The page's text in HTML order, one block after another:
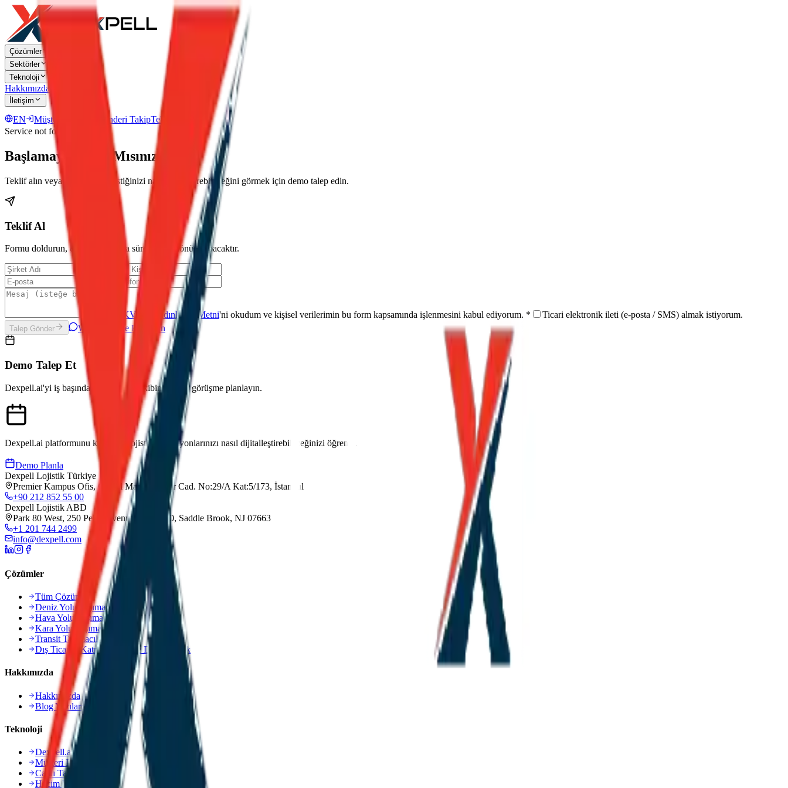
Çözümler
Sektörler
Teknoloji
Hakkımızda
İletişim
EN Müşteri Portalı Gönderi TakipTeklif Al
Service not found
Başlamaya Hazır Mısınız?
Teklif alın veya Dexpell'in lojistiğinizi nasıl dönüştürebileceğini görmek için demo talep edin.
Teklif Al
Formu doldurun, ekibimiz en kısa sürede size dönüş yapacaktır.
KVKK Aydınlatma Metni'ni okudum ve kişisel verilerimin bu form kapsamında işlenmesini kabul ediyorum. * Ticari elektronik ileti (e-posta / SMS) almak istiyorum.
Talep Gönder WhatsApp ile Konuşun
Demo Talep Et
Dexpell.ai'yi iş başında görmek için ekibimizle bir görüşme planlayın.
Dexpell.ai platformunu keşfedin, lojistik operasyonlarınızı nasıl dijitalleştirebileceğinizi öğrenin.
Demo Planla
Dexpell Lojistik Türkiye
Premier Kampus Ofis, Gürsel Mah. İmrahor Cad. No:29/A Kat:5/173, İstanbul
+90 212 852 55 00
Dexpell Lojistik ABD
Park 80 West, 250 Pehle Avenue, Suite 200, Saddle Brook, NJ 07663
+1 201 744 2499
info@dexpell.com
Çözümler
Tüm Çözümler
Deniz Yolu Taşımacılığı
Hava Yolu Taşımacılığı
Kara Yolu Taşımacılığı
Transit Taşımacılık
Dış Ticaret, Katma Değer ve Danışmanlık
Hakkımızda
Hakkımızda
Blog Yazıları
Teknoloji
Dexpell.ai Platformu
Müşteri Portalı
Canlı Takip
Hacim Hesaplama